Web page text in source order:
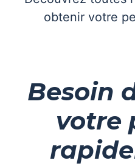
obtenir votre
Besoin
votre